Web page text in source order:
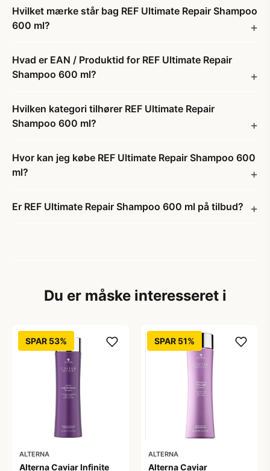
Hvilket mærke står bag REF Ultimate Repair Shampoo
600 ml?
Hvad er EAN / Produktid for REF Ultimate Repair
Shampoo 600 ml?
Hvilken kategori tilhører REF Ultimate Repair
Shampoo 600 ml?
Hvor kan jeg købe REF Ultimate Repair Shampoo 600
ml?
Er REF Ultimate Repair Shampoo 600 ml på tilbud?
Du er måske interesseret i
SPAR 53%
ALTERNA
Alterna Caviar Infinite
SPAR 51%
ALTERNA
Alterna Caviar